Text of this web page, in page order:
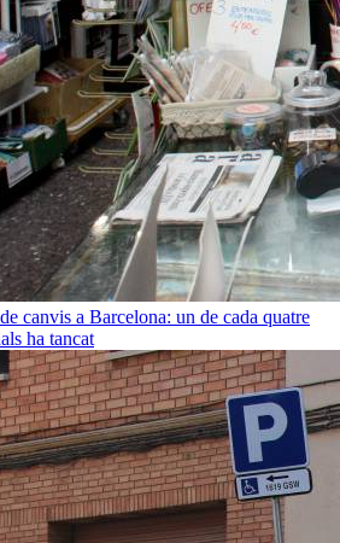
canvis a Barcelona: un de cada quatre
ha tancat